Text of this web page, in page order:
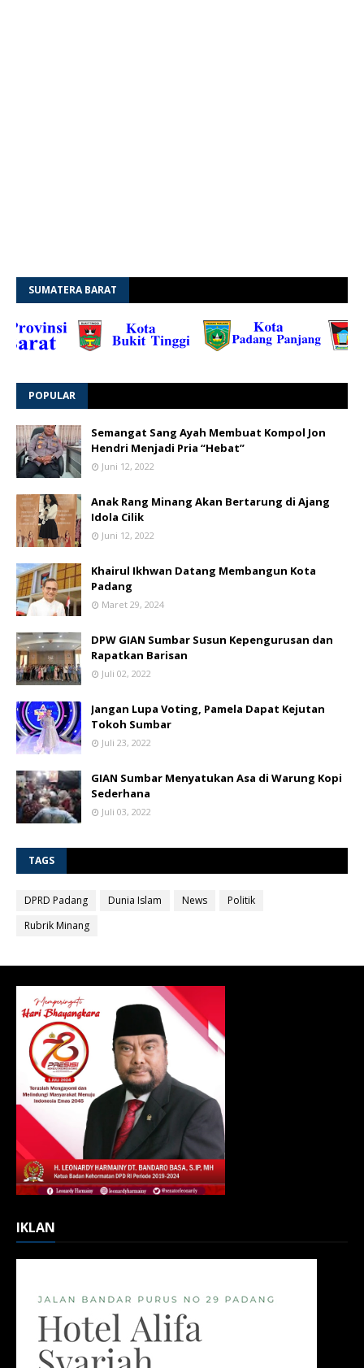
SUMATERA BARAT
POPULAR
Semangat Sang Ayah Membuat Kompol Jon
Hendri Menjadi Pria “Hebat”
Juni 12, 2022
Anak Rang Minang Akan Bertarung di Ajang
Idola Cilik
Juni 12, 2022
Khairul Ikhwan Datang Membangun Kota
Padang
Maret 29, 2024
DPW GIAN Sumbar Susun Kepengurusan dan
Rapatkan Barisan
Juli 02, 2022
Jangan Lupa Voting, Pamela Dapat Kejutan
Tokoh Sumbar
Juli 23, 2022
GIAN Sumbar Menyatukan Asa di Warung Kopi
Sederhana
Juli 03, 2022
TAGS
DPRD Padang Dunia Islam News
Politik
Rubrik Minang
IKLAN